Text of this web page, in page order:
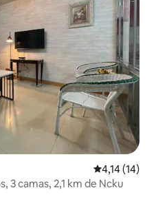
4,14 de uma
4,14 (14)
3 camas, 2,1 km de Ncku